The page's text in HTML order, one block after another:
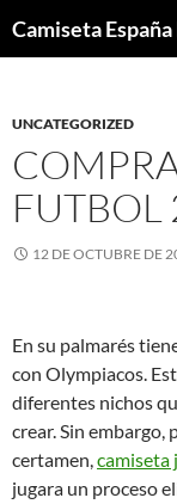
Camiseta
UNCATEGORIZED
FUTBOL
12 DE OCTUBRE DE
En su palmarés
con Olympiacos.
diferentes nichos
crear. Sin embargo,
certamen,camiseta
jugara un proceso